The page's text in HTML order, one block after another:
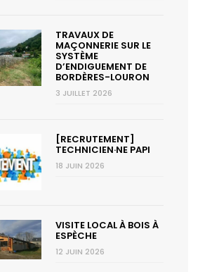
TRAVAUX DE
MAÇONNERIE SUR LE
SYSTÈME
D’ENDIGUEMENT DE
BORDÈRES-LOURON
3 JUILLET 2026
[RECRUTEMENT]
TECHNICIEN·NE PAPI
18 JUIN 2026
VISITE LOCAL À BOIS À
ESPÈCHE
12 JUIN 2026